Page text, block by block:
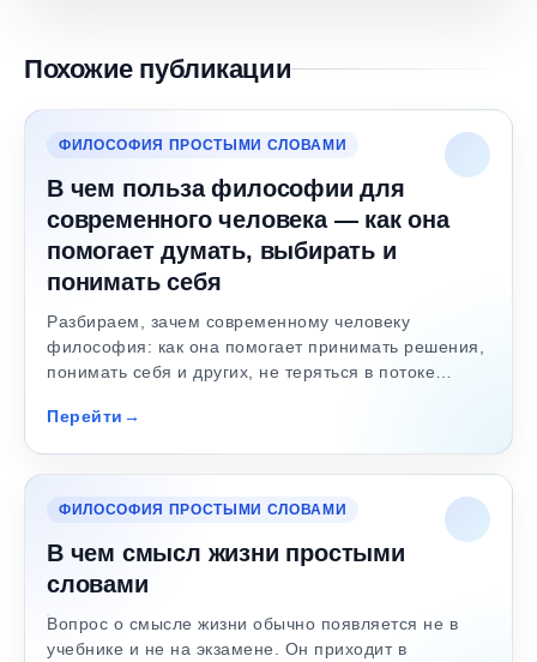
Похожие публикации
ФИЛОСОФИЯ ПРОСТЫМИ СЛОВАМИ
В чем польза философии для
современного человека — как она
помогает думать, выбирать и
понимать себя
Разбираем, зачем современному человеку
философия: как она помогает принимать решения,
понимать себя и других, не теряться в потоке…
Перейти
ФИЛОСОФИЯ ПРОСТЫМИ СЛОВАМИ
В чем смысл жизни простыми
словами
Вопрос о смысле жизни обычно появляется не в
учебнике и не на экзамене. Он приходит в